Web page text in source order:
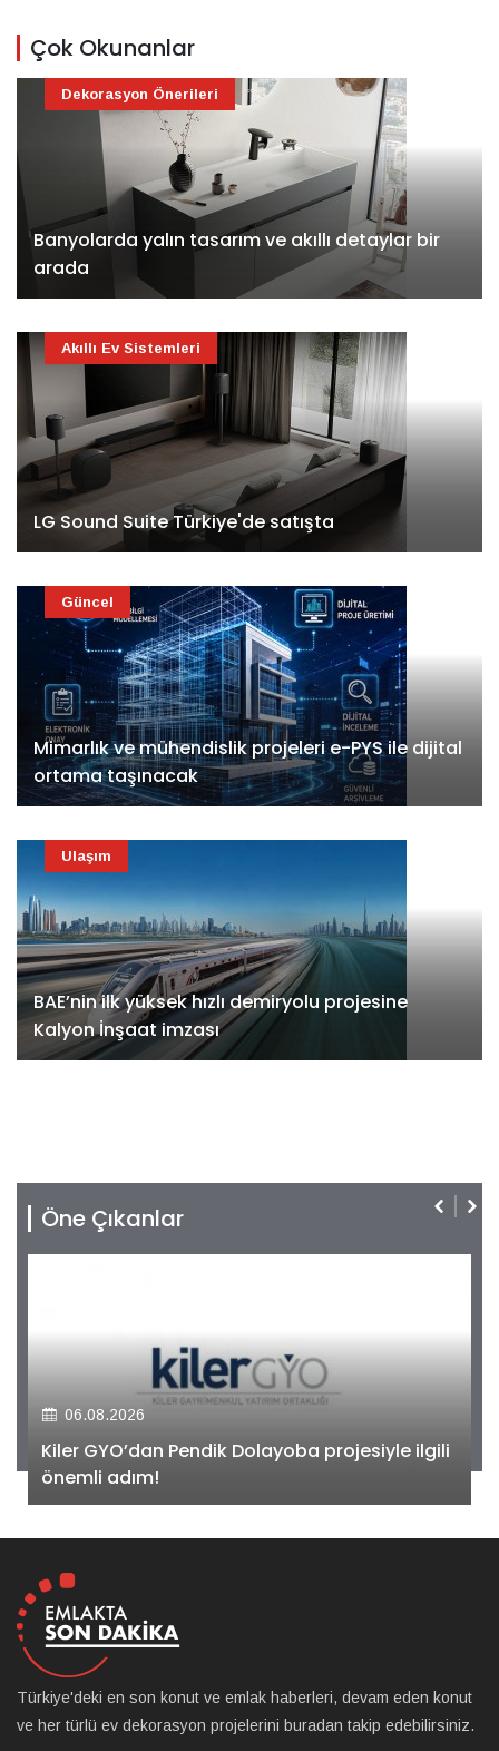
Çok Okunanlar
Banyolarda yalın tasarım ve akıllı detaylar bir
arada
Dekorasyon Önerileri
LG Sound Suite Türkiye'de satışta
Akıllı Ev Sistemleri
Mimarlık ve mühendislik projeleri e-PYS ile dijital
ortama taşınacak
Güncel
BAE’nin ilk yüksek hızlı demiryolu projesine
Kalyon İnşaat imzası
Ulaşım
Öne Çıkanlar
06.08.2026
Kiler GYO’dan Pendik Dolayoba projesiyle ilgili
önemli adım!
Türkiye'deki en son konut ve emlak haberleri, devam eden konut
ve her türlü ev dekorasyon projelerini buradan takip edebilirsiniz.